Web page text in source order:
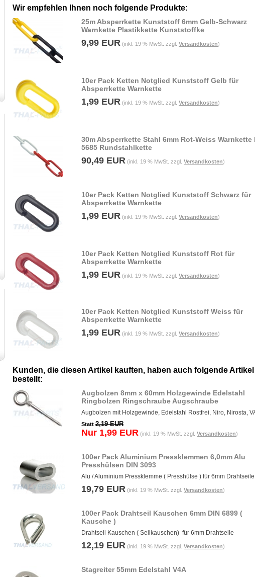
Wir empfehlen Ihnen noch folgende Produkte:
25m Absperrkette Kunststoff 6mm Gelb-Schwarz
Warnkette Plastikkette Kunststoffke
9,99 EUR (inkl. 19 % MwSt. zzgl. Versandkosten)
10er Pack Ketten Notglied Kunststoff Gelb für
Absperrkette Warnkette
1,99 EUR (inkl. 19 % MwSt. zzgl. Versandkosten)
30m Absperrkette Stahl 6mm Rot-Weiss Warnkette
5685 Rundstahlkette
90,49 EUR (inkl. 19 % MwSt. zzgl. Versandkosten)
10er Pack Ketten Notglied Kunststoff Schwarz für
Absperrkette Warnkette
1,99 EUR (inkl. 19 % MwSt. zzgl. Versandkosten)
10er Pack Ketten Notglied Kunststoff Rot für
Absperrkette Warnkette
1,99 EUR (inkl. 19 % MwSt. zzgl. Versandkosten)
10er Pack Ketten Notglied Kunststoff Weiss für
Absperrkette Warnkette
1,99 EUR (inkl. 19 % MwSt. zzgl. Versandkosten)
Kunden, die diesen Artikel kauften, haben auch folgende Artikel
bestellt:
Augbolzen 8mm x 60mm Holzgewinde Edelstahl
Ringbolzen Ringschraube Augschraube
Augbolzen mit Holzgewinde, Edelstahl Rostfrei, Niro, Nirosta,
Statt 2,19 EUR
Nur 1,99 EUR (inkl. 19 % MwSt. zzgl. Versandkosten)
100er Pack Aluminium Pressklemmen 6,0mm Alu
Presshülsen DIN 3093
Alu / Aluminium Pressklemme ( Presshülse ) für 6mm Drahtseile
19,79 EUR (inkl. 19 % MwSt. zzgl. Versandkosten)
100er Pack Drahtseil Kauschen 6mm DIN 6899 (
Kausche )
Drahtseil Kauschen ( Seilkauschen) für 6mm Drahtseile
12,19 EUR (inkl. 19 % MwSt. zzgl. Versandkosten)
Stagreiter 55mm Edelstahl V4A